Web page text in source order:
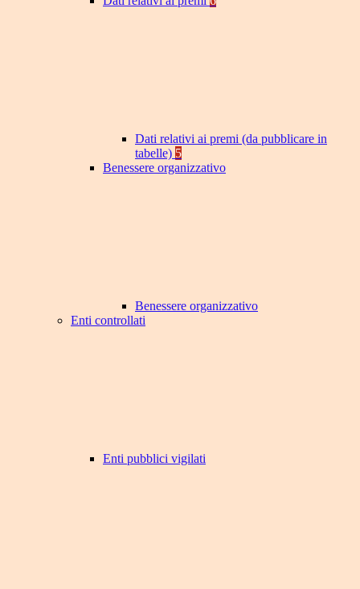
Dati relativi ai premi (da pubblicare in
tabelle) 5
Benessere organizzativo
Benessere organizzativo
Enti controllati
Enti pubblici vigilati